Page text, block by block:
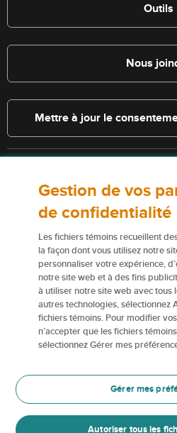
Outils
Nous
Mettre à jour le
s’appliquent. Les services décrits
constituent pas des polices
pas
Pour obtenir de plus amples
assureurs, veuillez consulter les
Certains éléments de contenu du
de commerce ou des appellations
financière Northbridge (ou de ses
utilisées par nos assureurs avec la
financière
Pour en savoir plus, veuillez
Marques de
Gestion de vos
de confidentialité
Les fichiers témoins recueillent
la façon dont vous utilisez notre
personnaliser votre expérience,
notre site web et à des fins
à utiliser notre site web avec tous
autres technologies, sélectionnez
fichiers témoins. Pour modifier
n’accepter que les fichiers
sélectionnez Gérer mes
Gérer mes
Autoriser tous les